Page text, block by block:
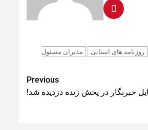
روزنامه های استانی
مدیران مسئول
Previous
خبرنگار در پخش زنده دزدیده شد!